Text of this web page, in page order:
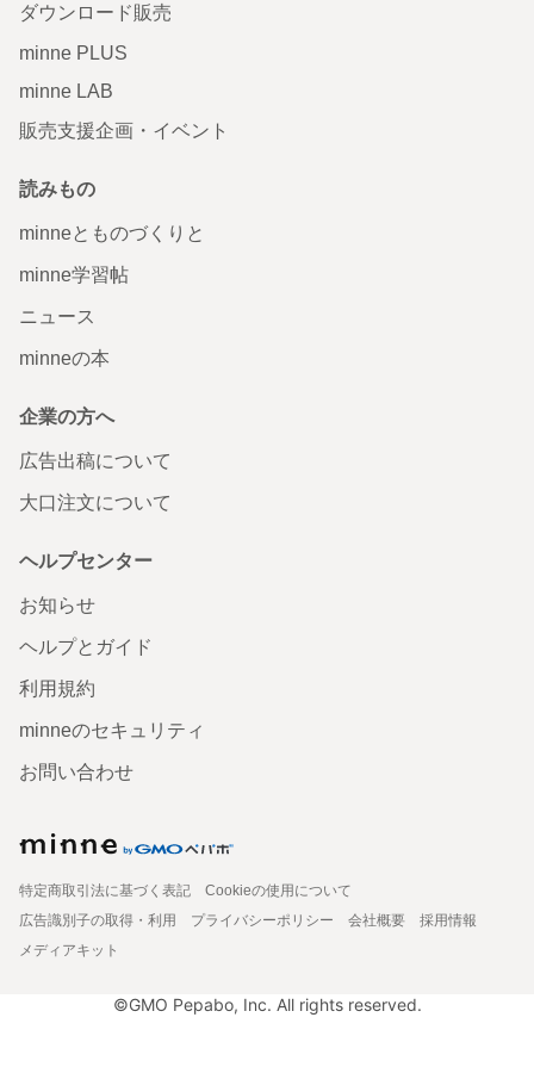
ダウンロード販売
minne PLUS
minne LAB
販売支援企画・イベント
読みもの
minneとものづくりと
minne学習帖
ニュース
minneの本
企業の方へ
広告出稿について
大口注文について
ヘルプセンター
お知らせ
ヘルプとガイド
利用規約
minneのセキュリティ
お問い合わせ
特定商取引法に基づく表記
Cookieの使用について
広告識別子の取得・利用
プライバシーポリシー 会社概要
採用情報
メディアキット
©GMO Pepabo, Inc. All rights reserved.